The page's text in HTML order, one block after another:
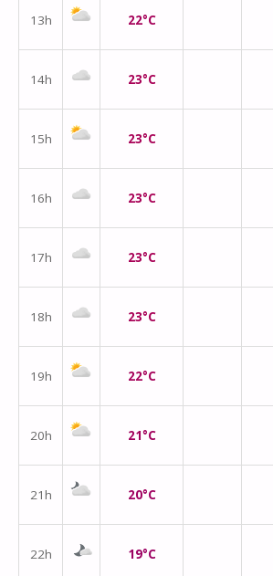
13h 22°C
14h 23°C
15h 23°C
16h 23°C
17h 23°C
18h 23°C
19h 22°C
20h 21°C
21h 20°C
22h 19°C